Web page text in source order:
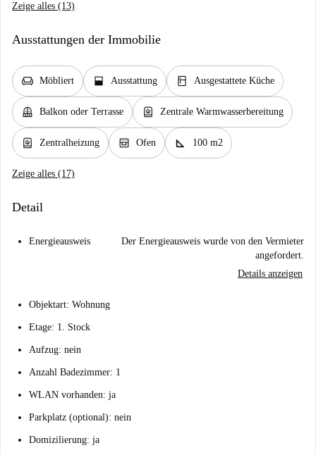
Zeige alles (13)
Ausstattungen der Immobilie
chair Möbliert window_open Ausstattung kitchen Ausgestattete Küche
balcony Balkon oder Terrasse water_heater Zentrale Warmwasserbereitung
water_heater Zentralheizung oven_gen Ofen square_foot 100 m2
Zeige alles (17)
Detail
Energieausweis
Der Energieausweis wurde von den Vermieter
angefordert.
Details anzeigen
Objektart: Wohnung
Etage: 1. Stock
Aufzug: nein
Anzahl Badezimmer: 1
WLAN vorhanden: ja
Parkplatz (optional): nein
Domizilierung: ja